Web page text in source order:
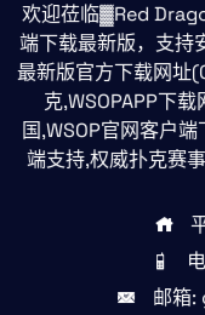
欢迎莅临▓Red
端下载最新版，支持
最新版官方下载网址
克,WSOPAPP下
国,WSOP官网客户
端支持,权威扑克赛
邮箱